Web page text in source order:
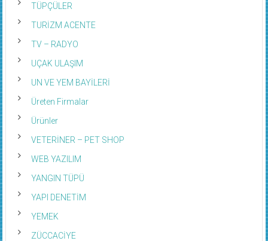
TÜPÇÜLER
TURİZM ACENTE
TV – RADYO
UÇAK ULAŞIM
UN VE YEM BAYİLERİ
Üreten Firmalar
Ürünler
VETERİNER – PET SHOP
WEB YAZILIM
YANGIN TÜPÜ
YAPI DENETİM
YEMEK
ZÜCCACİYE